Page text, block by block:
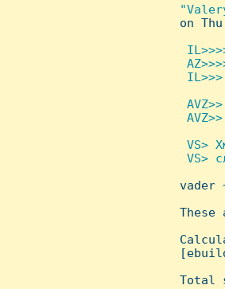
on
VS>
VS>
vader
Total